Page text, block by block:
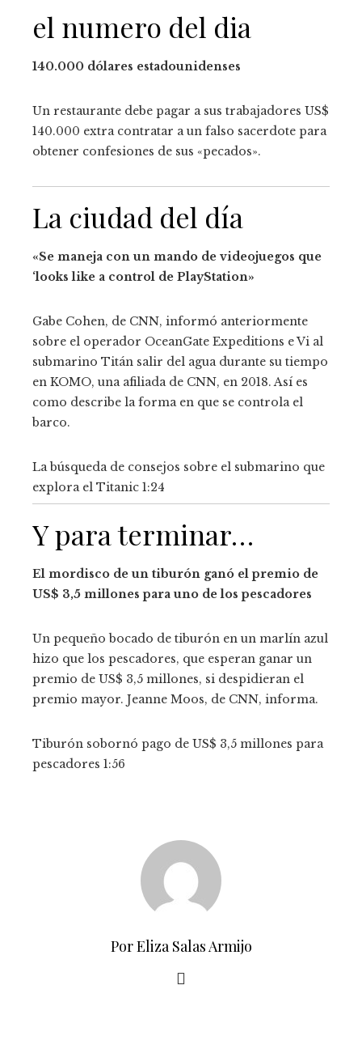
el numero del dia
140.000 dólares estadounidenses
Un restaurante debe pagar a sus trabajadores US$
140.000 extra contratar a un falso sacerdote para
obtener confesiones de sus «pecados».
La ciudad del día
«Se maneja con un mando de videojuegos que
‘looks like a control de PlayStation»
Gabe Cohen, de CNN, informó anteriormente
sobre el operador OceanGate Expeditions eVi al
submarino Titán salir del agua durante su tiempo
en KOMO, una afiliada de CNN, en 2018. Así es
como describe la forma en que se controla el
barco.
La búsqueda de consejos sobre el submarino que
explora el Titanic 1:24
Y para terminar…
El mordisco de un tiburón ganó el premio de
US$ 3,5 millones para uno de los pescadores
Un pequeño bocado de tiburón en un marlín azul
hizo que los pescadores, que esperan ganar un
premio de US$ 3,5 millones, si despidieran el
premio mayor. Jeanne Moos, de CNN, informa.
Tiburón sobornó pago de US$ 3,5 millones para
pescadores 1:56
Por Eliza Salas Armijo